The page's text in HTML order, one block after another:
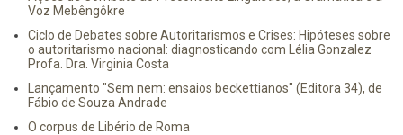
Voz Mebêngôkre
Ciclo de Debates sobre Autoritarismos e Crises: Hipóteses sobre
o autoritarismo nacional: diagnosticando com Lélia Gonzalez
Profa. Dra. Virginia Costa
Lançamento "Sem nem: ensaios beckettianos" (Editora 34), de
Fábio de Souza Andrade
O corpus de Libério de Roma